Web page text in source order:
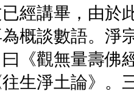
已經講畢，由於
概談數語。淨
《觀無量壽佛
生淨土論》。